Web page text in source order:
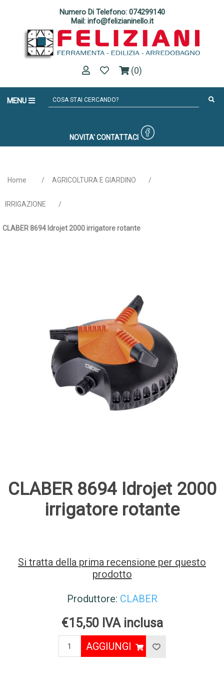
Numero Di Telefono: 074299140
Mail: info@felizianinello.it
(0)
MENU
NOVITA' CONTATTACI
Home / AGRICOLTURA E GIARDINO /
IRRIGAZIONE /
CLABER 8694 Idrojet 2000 irrigatore rotante
CLABER 8694 Idrojet 2000
irrigatore rotante
Si tratta della prima recensione per questo
prodotto
Produttore: CLABER
€15,50 IVA inclusa
AGGIUNGI